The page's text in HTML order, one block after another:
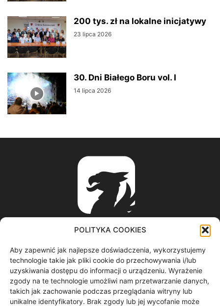
POLITYKA COOKIES
Aby zapewnić jak najlepsze doświadczenia, wykorzystujemy
technologie takie jak pliki cookie do przechowywania i/lub
uzyskiwania dostępu do informacji o urządzeniu. Wyrażenie
zgody na te technologie umożliwi nam przetwarzanie danych,
takich jak zachowanie podczas przeglądania witryny lub
unikalne identyfikatory. Brak zgody lub jej wycofanie może
200 tys. zł na lokalne inicjatywy
23 lipca 2026
30. Dni Białego Boru vol. I
14 lipca 2026
ABOUT US
informacje z regionu / nagrania filmowe / produkcja video /
spoty reklamowe / materiały graficzne